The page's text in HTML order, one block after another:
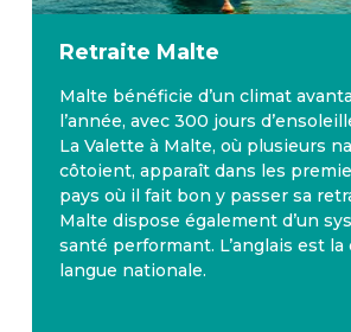
Retraite Malte
Malte bénéficie d’un climat
l’année, avec 300 jours
La Valette à Malte, où plusieurs
côtoient, apparaît dans les
pays où il fait bon y passer sa
Malte dispose également d’un
santé performant. L’anglais est la
langue nationale.